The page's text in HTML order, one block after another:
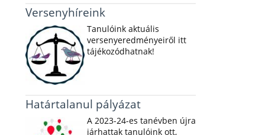
Versenyhíreink
Tanulóink aktuális
versenyeredményeiről itt
tájékozódhatnak!
Határtalanul pályázat
A 2023-24-es tanévben újra
járhattak tanulóink ott,